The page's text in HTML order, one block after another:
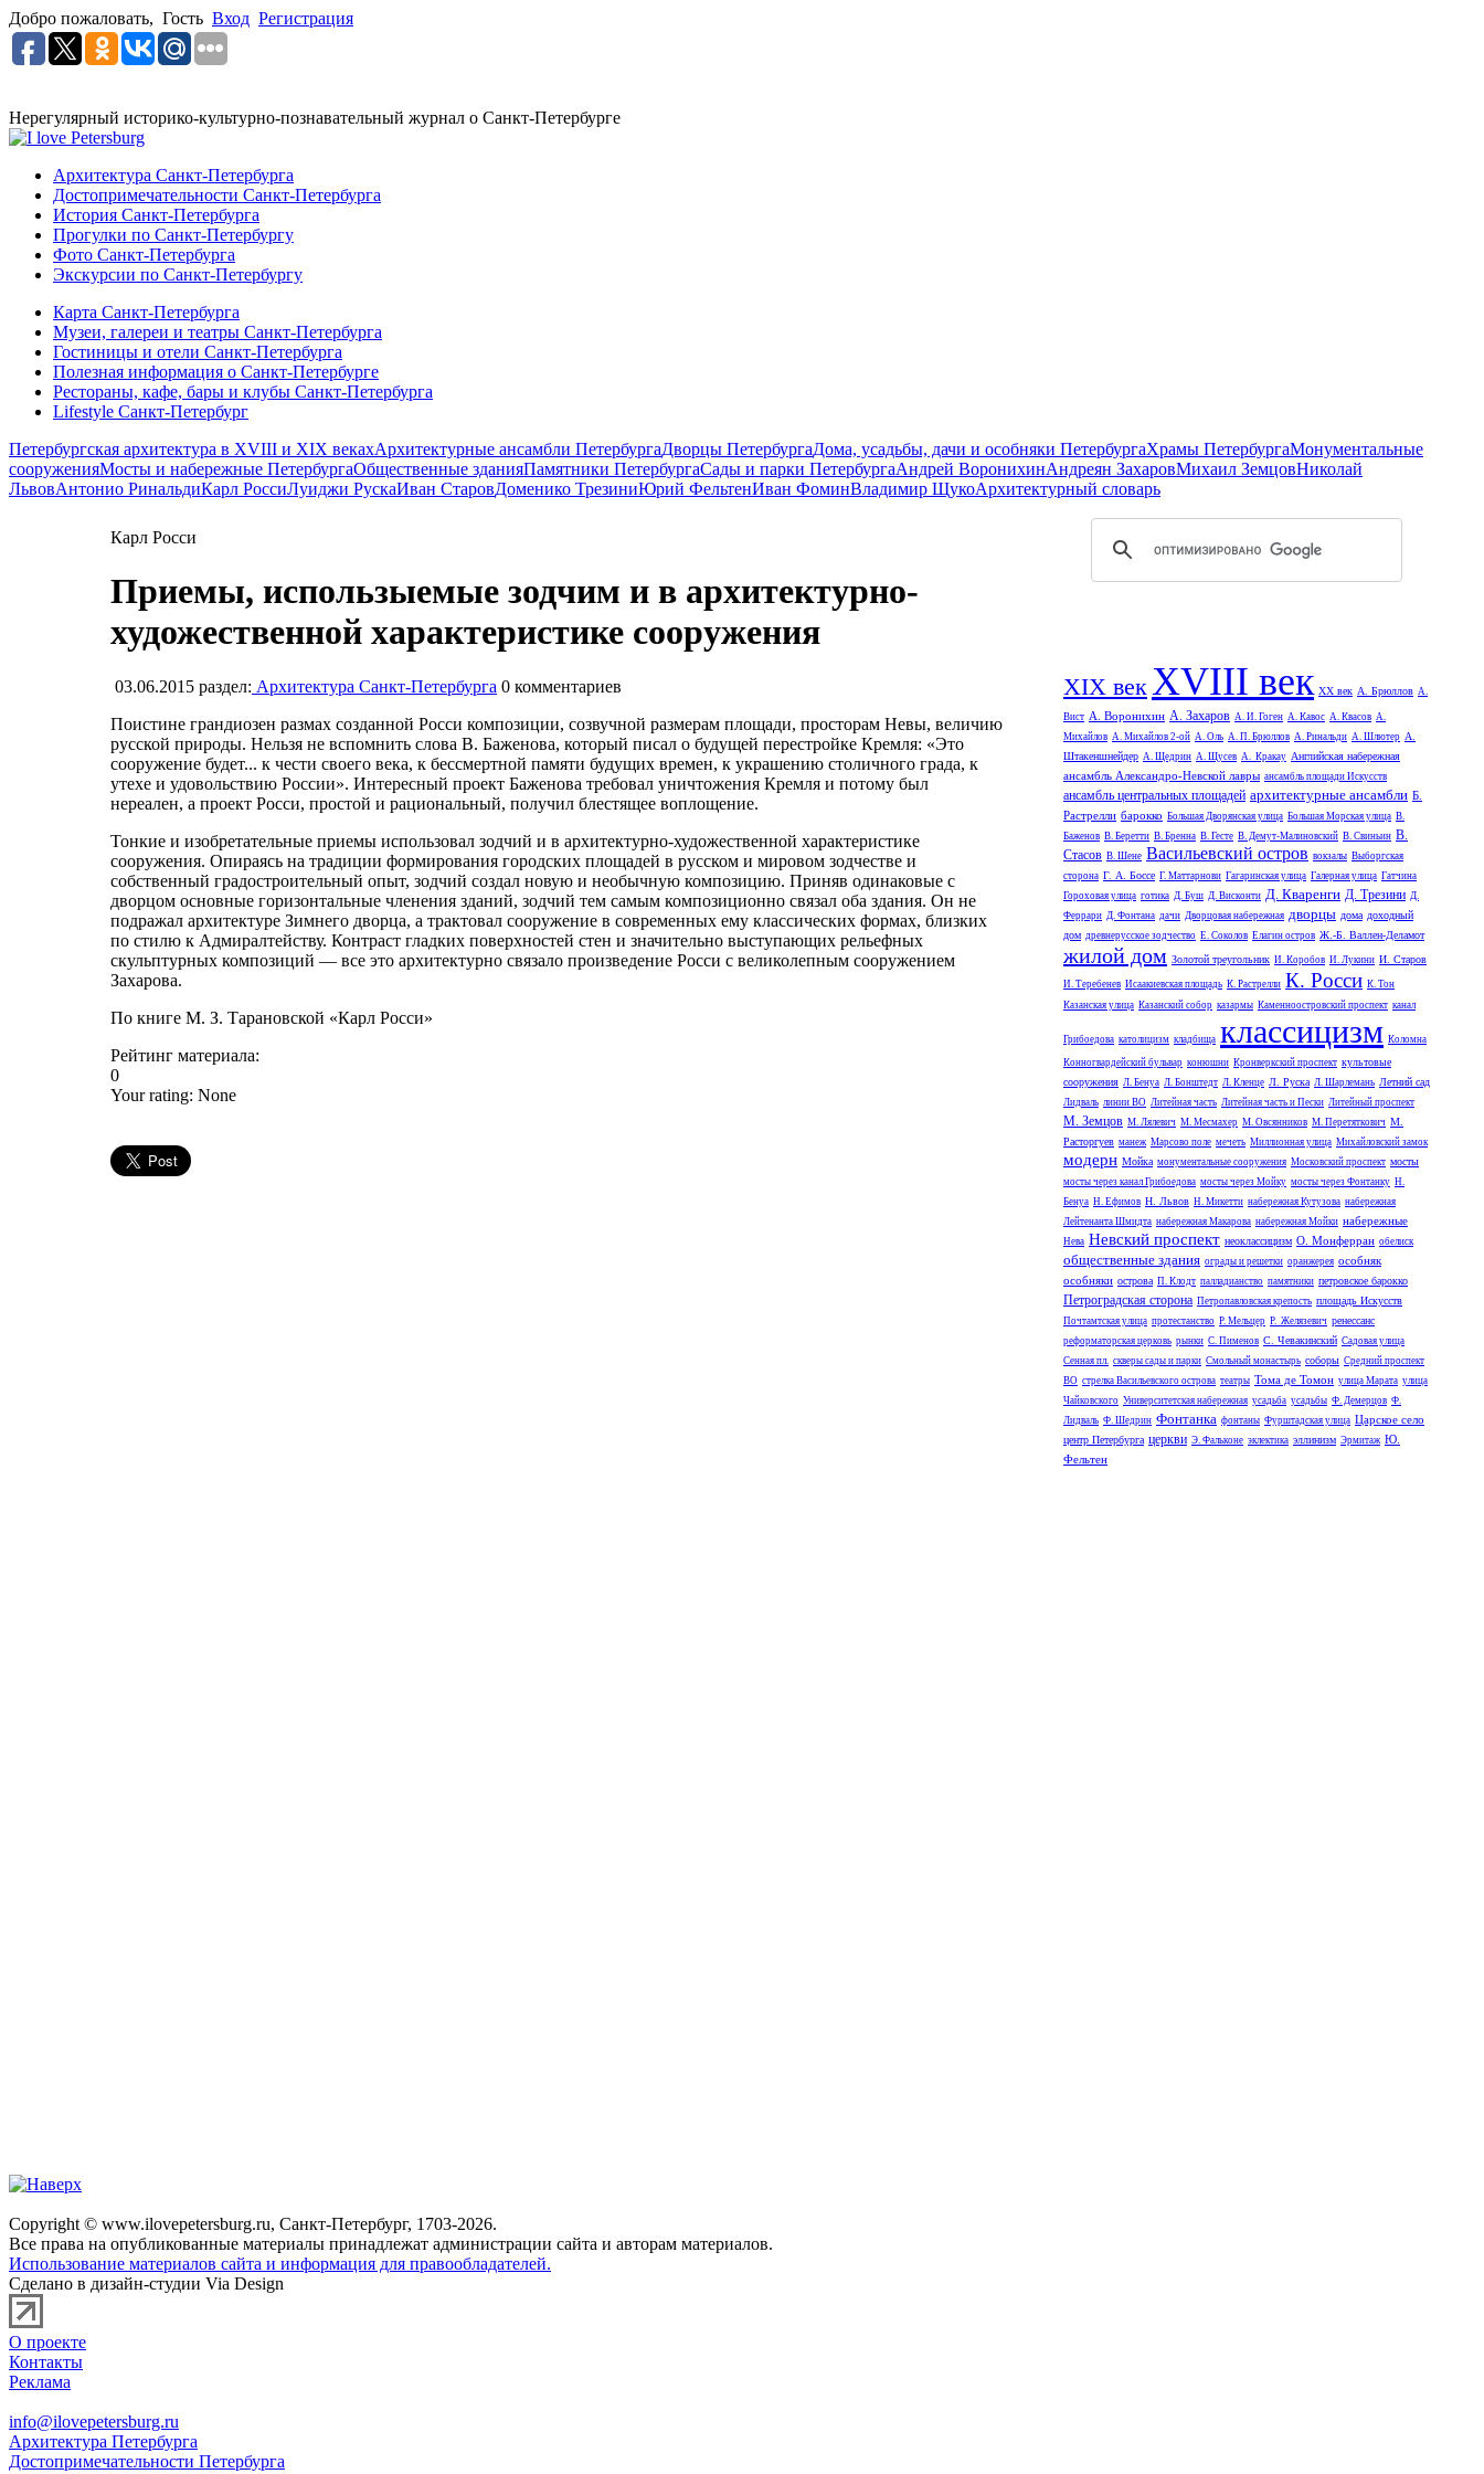
Добро пожаловать, Гость Вход Регистрация
Нерегулярный историко-культурно-познавательный журнал о Санкт-Петербурге
Архитектура Санкт-Петербурга
Достопримечательности Санкт-Петербурга
История Санкт-Петербурга
Прогулки по Санкт-Петербургу
Фото Санкт-Петербурга
Экскурсии по Санкт-Петербургу
Карта Санкт-Петербурга
Музеи, галереи и театры Санкт-Петербурга
Гостиницы и отели Санкт-Петербурга
Полезная информация о Санкт-Петербурге
Рестораны, кафе, бары и клубы Санкт-Петербурга
Lifestyle Санкт-Петербург
Петербургская архитектура в XVIII и XIX векахАрхитектурные ансамбли ПетербургаДворцы ПетербургаДома, усадьбы, дачи и особняки ПетербургаХрамы ПетербургаМонументальные
сооруженияМосты и набережные ПетербургаОбщественные зданияПамятники ПетербургаСады и парки ПетербургаАндрей ВоронихинАндреян ЗахаровМихаил ЗемцовНиколай
ЛьвовАнтонио РинальдиКарл РоссиЛуиджи РускаИван СтаровДоменико ТрезиниЮрий ФельтенИван ФоминВладимир ЩукоАрхитектурный словарь
Карл Росси
Приемы, использыемые зодчим и в архитектурно-
художественной характеристике сооружения
03.06.2015 раздел: Архитектура Санкт-Петербурга 0 комментариев
Поистине грандиозен размах созданной Росси композиции, созвучной размерам площади, просторам Невы, величию
русской природы. Нельзя не вспомнить слова В. Баженова, который писал о будущей перестройке Кремля: «Это
сооружение будет... к чести своего века, к бессмертной памяти будущих времен, к украшению столичного града, к
утехе и удовольствию России». Интересный проект Баженова требовал уничтожения Кремля и потому был
нереален, а проект Росси, простой и рациональный, получил блестящее воплощение.
Тонкие и изобретательные приемы использовал зодчий и в архитектурно-художественной характеристике
сооружения. Опираясь на традиции формирования городских площадей в русском и мировом зодчестве и
собственный градостроительный опыт, зодчий создал новую и необычную композицию. Приняв одинаковые с
дворцом основные горизонтальные членения зданий, зодчий тем самым композиционно связал оба здания. Он не
подражал архитектуре Зимнего дворца, а трактовал сооружение в современных ему классических формах, близких
по стилю к Адмиралтейству. Контраст гладких поверхностей стен и значительно выступающих рельефных
скульптурных композиций — все это архитектурно связало произведение Росси с великолепным сооружением
Захарова.
По книге М. З. Тарановской «Карл Росси»
Рейтинг материала:
0
Your rating: None
XIX векXVIII век XX век А. Брюллов А.
Вист А. Воронихин А. Захаров А. И. Гоген А. Кавос А. Квасов А.
Михайлов А. Михайлов 2-ой А. Оль А. П. Брюллов А. Ринальди А. Шлютер А.
Штакеншнейдер А. Щедрин А. Щусев А. Кракау Английская набережная
ансамбль Александро-Невской лавры ансамбль площади Искусств
ансамбль центральных площадей архитектурные ансамбли Б.
Растрелли барокко Большая Дворянская улица Большая Морская улица В.
Баженов В. Беретти В. Бренна В. Гесте В. Демут-Малиновский В. Свиньин В.
Стасов В. Шене Васильевский остров вокзалы Выборгская
сторона Г. А. Боссе Г. Маттарнови Гагаринская улица Галерная улица Гатчина
Гороховая улица готика Д. Буш Д. Висконти Д. Кваренги Д. Трезини Д.
Феррари Д. Фонтана дачи Дворцовая набережная дворцы дома доходный
дом древнерусское зодчество Е. Соколов Елагин остров Ж.-Б. Валлен-Деламот
жилой дом Золотой треугольник И. Коробов И. Лукини И. Старов
И. Теребенев Исаакиевская площадь К. Растрелли К. Росси К. Тон
Казанская улица Казанский собор казармы Каменноостровский проспект канал
Грибоедова католицизм кладбища классицизм Коломна
Конногвардейский бульвар конюшни Кронверкский проспект культовые
сооружения Л. Бенуа Л. Бонштедт Л. Кленце Л. Руска Л. Шарлемань Летний сад
Лидваль линии ВО Литейная часть Литейная часть и Пески Литейный проспект
М. Земцов М. Лялевич М. Месмахер М. Овсянников М. Перетяткович М.
Расторгуев манеж Марсово поле мечеть Миллионная улица Михайловский замок
модерн Мойка монументальные сооружения Московский проспект мосты
мосты через канал Грибоедова мосты через Мойку мосты через Фонтанку Н.
Бенуа Н. Ефимов Н. Львов Н. Микетти набережная Кутузова набережная
Лейтенанта Шмидта набережная Макарова набережная Мойки набережные
Нева Невский проспект неоклассицизм О. Монферран обелиск
общественные здания ограды и решетки оранжерея особняк
особняки острова П. Клодт палладианство памятники петровское барокко
Петроградская сторона Петропавловская крепость площадь Искусств
Почтамтская улица протестанство Р. Мельцер Р. Желязевич ренессанс
реформаторская церковь рынки С. Пименов С. Чевакинский Садовая улица
Сенная пл. скверы сады и парки Смольный монастырь соборы Средний проспект
ВО стрелка Васильевского острова театры Тома де Томон улица Марата улица
Чайковского Университетская набережная усадьба усадьбы Ф. Демерцов Ф.
Лидваль Ф. Шедрин Фонтанка фонтаны Фурштадская улица Царское село
центр Петербурга церкви Э. Фальконе эклектика эллинизм Эрмитаж Ю.
Фельтен
Copyright © www.ilovepetersburg.ru, Санкт-Петербург, 1703-2026.
Все права на опубликованные материалы принадлежат администрации сайта и авторам материалов.
Использование материалов сайта и информация для правообладателей.
Сделано в дизайн-студии Via Design
О проекте
Контакты
Реклама
info@ilovepetersburg.ru
Архитектура Петербурга
Достопримечательности Петербурга